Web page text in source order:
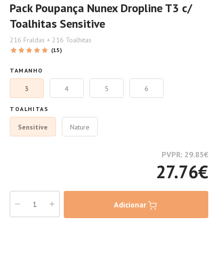
Pack Poupança Nunex Dropline T3 c/
Toalhitas Sensitive
216 Fraldas + 216 Toalhitas
(15)
TAMANHO
3 4 5 6
TOALHITAS
Sensitive Nature
PVPR: 29.85€
27.76€
Adicionar